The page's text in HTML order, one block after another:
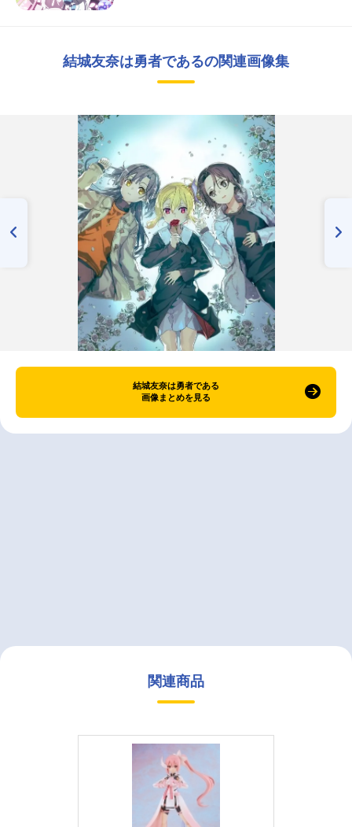
結城友奈は勇者であるの関連画像集
結城友奈は勇者である
画像まとめを見る
関連商品